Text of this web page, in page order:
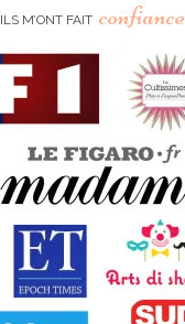
ILS M’ONT FAIT confiance